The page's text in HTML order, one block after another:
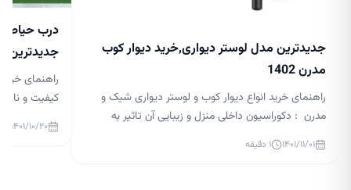
جدیدترین مدل لوستر دیواری,خرید دیوار کوب
مدرن 1402
راهنمای خرید انواع دیوار کوب و لوستر دیواری شیک و
مدرن : دکوراسیون داخلی منزل و زیبایی آن تاثیر به
سزایی در آرامش افراد آن دارد. نورپردازی در دکوراسیون
داخلی بسیار مهم است و می تواند زیبایی منزل شما را
۱۴۰۱/۱۱/۰۱ ۱ دقیقه
درب حیاط
جدیدترین
راهنمای
کیفیت و
درب حیاط
گذار بر
۱۴۰۱/۱۰/۲۰